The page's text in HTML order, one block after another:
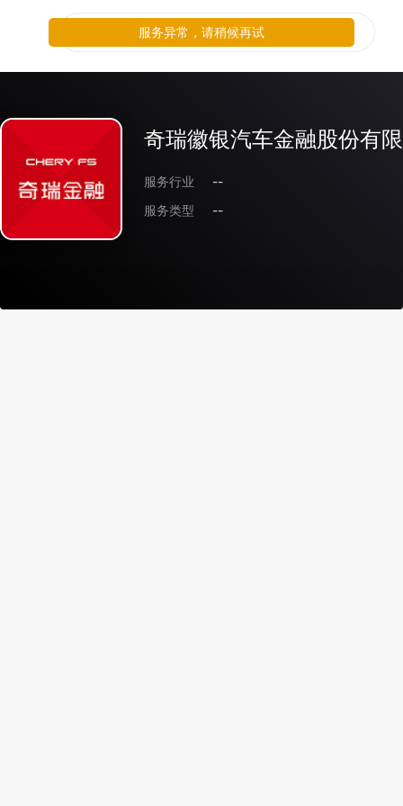
奇瑞徽银汽车金融股份有
服务行业
--
服务类型
--
服务异常，请稍候再试